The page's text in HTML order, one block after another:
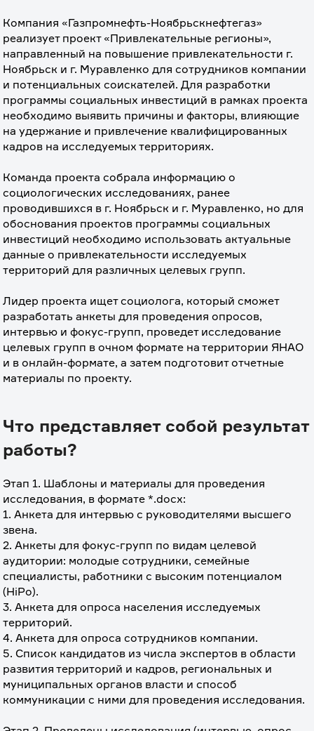
Компания «Газпромнефть-Ноябрьскнефтегаз»
реализует проект «Привлекательные регионы»,
направленный на повышение привлекательности г.
Ноябрьск и г. Муравленко для сотрудников компании
и потенциальных соискателей. Для разработки
программы социальных инвестиций в рамках проекта
необходимо выявить причины и факторы, влияющие
на удержание и привлечение квалифицированных
кадров на исследуемых территориях.
Команда проекта собрала информацию о
социологических исследованиях, ранее
проводившихся в г. Ноябрьск и г. Муравленко, но для
обоснования проектов программы социальных
инвестиций необходимо использовать актуальные
данные о привлекательности исследуемых
территорий для различных целевых групп.
Лидер проекта ищет социолога, который сможет
разработать анкеты для проведения опросов,
интервью и фокус-групп, проведет исследование
целевых групп в очном формате на территории ЯНАО
и в онлайн-формате, а затем подготовит отчетные
материалы по проекту.
Что представляет собой результат
работы?
Этап 1. Шаблоны и материалы для проведения
исследования, в формате *.docx:
1. Анкета для интервью с руководителями высшего
звена.
2. Анкеты для фокус-групп по видам целевой
аудитории: молодые сотрудники, семейные
специалисты, работники с высоким потенциалом
(HiPo).
3. Анкета для опроса населения исследуемых
территорий.
4. Анкета для опроса сотрудников компании.
5. Список кандидатов из числа экспертов в области
развития территорий и кадров, региональных и
муниципальных органов власти и способ
коммуникации с ними для проведения исследования.